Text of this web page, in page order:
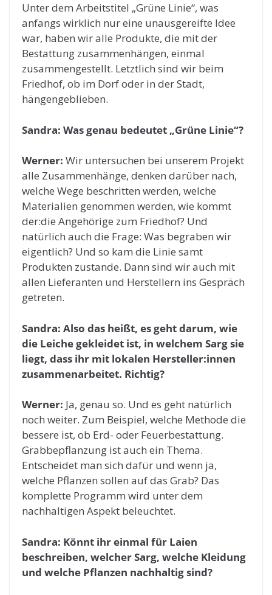
Unter dem Arbeitstitel „Grüne Linie“, was
anfangs wirklich nur eine unausgereifte Idee
war, haben wir alle Produkte, die mit der
Bestattung zusammenhängen, einmal
zusammengestellt. Letztlich sind wir beim
Friedhof, ob im Dorf oder in der Stadt,
hängengeblieben.
Sandra: Was genau bedeutet „Grüne Linie“?
Werner: Wir untersuchen bei unserem Projekt
alle Zusammenhänge, denken darüber nach,
welche Wege beschritten werden, welche
Materialien genommen werden, wie kommt
der:die Angehörige zum Friedhof? Und
natürlich auch die Frage: Was begraben wir
eigentlich? Und so kam die Linie samt
Produkten zustande. Dann sind wir auch mit
allen Lieferanten und Herstellern ins Gespräch
getreten.
Sandra: Also das heißt, es geht darum, wie
die Leiche gekleidet ist, in welchem Sarg sie
liegt, dass ihr mit lokalen Hersteller:innen
zusammenarbeitet. Richtig?
Werner: Ja, genau so. Und es geht natürlich
noch weiter. Zum Beispiel, welche Methode die
bessere ist, ob Erd- oder Feuerbestattung.
Grabbepflanzung ist auch ein Thema.
Entscheidet man sich dafür und wenn ja,
welche Pflanzen sollen auf das Grab? Das
komplette Programm wird unter dem
nachhaltigen Aspekt beleuchtet.
Sandra: Könnt ihr einmal für Laien
beschreiben, welcher Sarg, welche Kleidung
und welche Pflanzen nachhaltig sind?